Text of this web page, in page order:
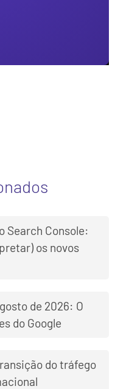
Search Console:
os novos
de 2026: O
do Google
do tráfego